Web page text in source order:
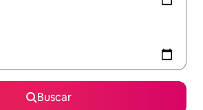
Buscar